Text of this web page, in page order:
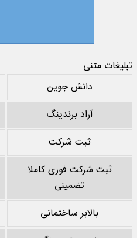
تبلیغات متنی
دانش جوین
آراد برندینگ
ثبت شرکت
ثبت شرکت فوری کاملا
تضمینی
بالابر ساختمانی